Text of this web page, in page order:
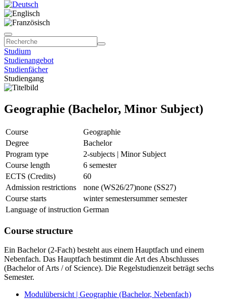
Studium
Studienangebot
Studienfächer
Studiengang
Geographie (Bachelor, Minor Subject)
Course
Geographie
Degree
Bachelor
Program type
2-subjects | Minor Subject
Course length
6 semester
ECTS (Credits)
60
Admission restrictions
none (WS26/27)none (SS27)
Course starts
winter semestersummer semester
Language of instruction German
Course structure
Ein Bachelor (2-Fach) besteht aus einem Hauptfach und einem
Nebenfach. Das Hauptfach bestimmt die Art des Abschlusses
(Bachelor of Arts / of Science). Die Regelstudienzeit beträgt sechs
Semester.
Modulübersicht | Geographie (Bachelor, Nebenfach)